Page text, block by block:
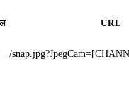
URL
/